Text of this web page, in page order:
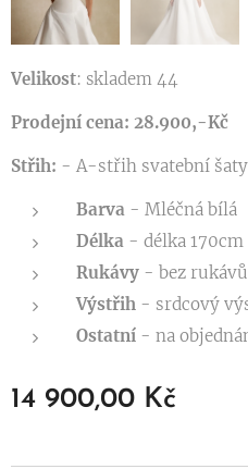
Velikost: skladem 44
Prodejní cena: 28.900,-Kč
Střih: - A-střih svatební šaty
Barva - Mléčná bílá
Délka - délka 170cm
Rukávy - bez rukávů
Výstřih - srdcový
Ostatní - na
14 900,00 Kč